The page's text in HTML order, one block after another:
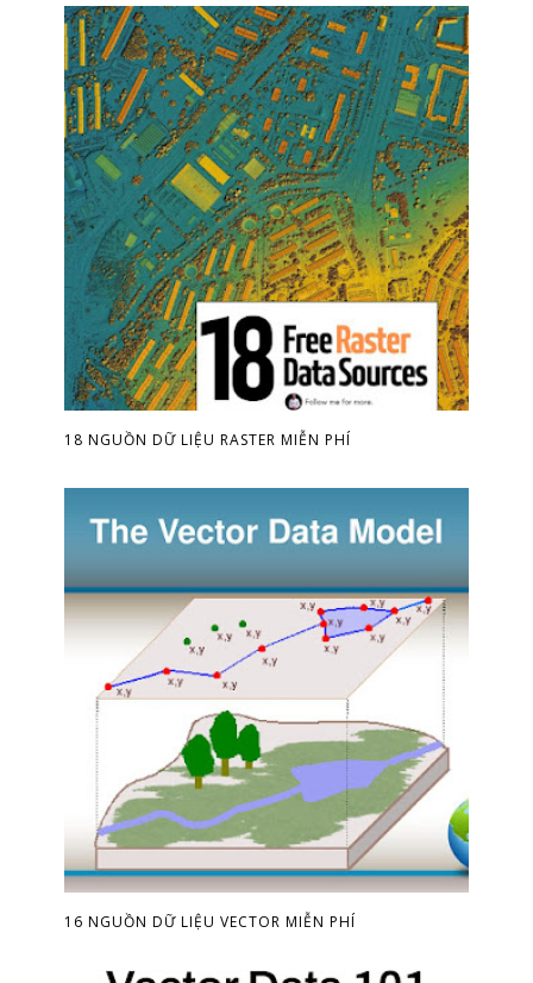
18 NGUỒN DỮ LIỆU RASTER MIỄN PHÍ
16 NGUỒN DỮ LIỆU VECTOR MIỄN PHÍ